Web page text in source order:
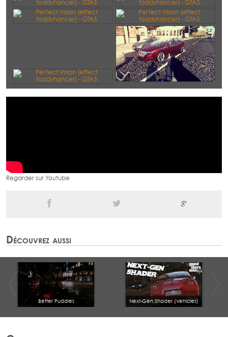
Regarder sur Youtube
Découvrez aussi
Better Puddles Next-Gen Shader (Vehicles)